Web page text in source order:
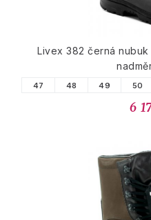
Livex 382 černá
47 48 49 50
6